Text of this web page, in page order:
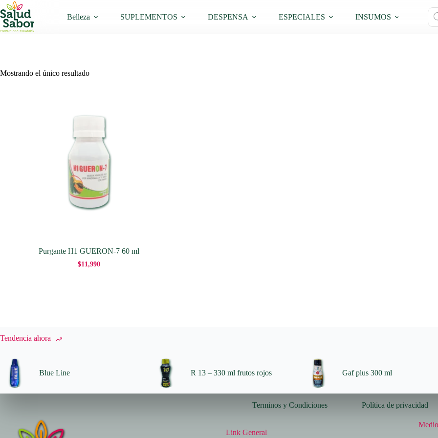
Saltar
al
contenido
Belleza SUPLEMENTOS DESPENSA ESPECIALES INSUMOS
de
Mostrando el único resultado
Purgante H1 GUERON-7 60 ml
$11,990
Tendencia ahora
Blue Line R 13 – 330 ml frutos rojos Gaf plus 300 ml
Terminos y Condiciones Política de privacidad
Link General